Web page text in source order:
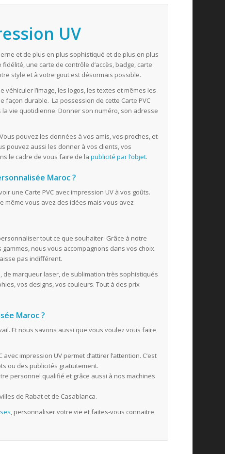
UV
et de plus en plus sophistiqué et de plus en plus
une carte de contrôle d’accès, badge, carte
style et à votre gout est désormais possible.
l’image, les logos, les textes et mêmes les
durable. La possession de cette Carte PVC
vie quotidienne. Donner son numéro, son adresse
pouvez les données à vos amis, vos proches, et
pouvez aussi les donner à vos clients, vos
le cadre de vous faire de lapublicité par l’objet.
Maroc ?
une Carte PVC avec impression UV à vos goûts.
même vous avez des idées mais vous avez
tout ce que souhaiter. Grâce à notre
nous vous accompagnons dans vos choix.
pas indifférent.
de marqueur laser, de sublimation très sophistiqués
vos designs, vos couleurs. Tout à des prix
Maroc ?
Et nous savons aussi que vous voulez vous faire
impression UV permet d’attirer l’attention. C’est
ou des publicités gratuitement.
personnel qualifié et grâce aussi à nos machines
de Rabat et de Casablanca.
, personnaliser votre vie et faites-vous connaitre